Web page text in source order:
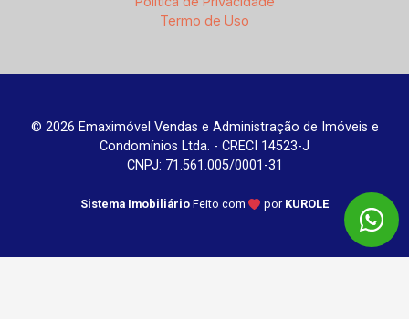
Termo de Uso
© 2026 Emaximóvel Vendas e Administração de Imóveis e
Condomínios Ltda. - CRECI 14523-J
CNPJ: 71.561.005/0001-31
Sistema Imobiliário Feito com por KUROLE